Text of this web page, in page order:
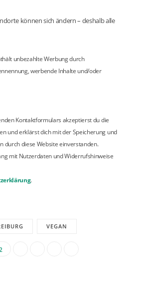
können sich ändern – deshalb alle
unbezahlte Werbung durch
werbende Inhalte und/oder
Kontaktformulars akzeptierst du die
und erklärst dich mit der Speicherung und
durch diese Website einverstanden.
mit Nutzerdaten und Widerrufshinweise
.
VEGAN